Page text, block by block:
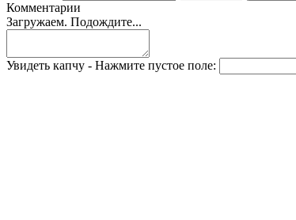
Комментарии
Загружаем. Подождите...
Увидеть капчу - Нажмите пустое поле: